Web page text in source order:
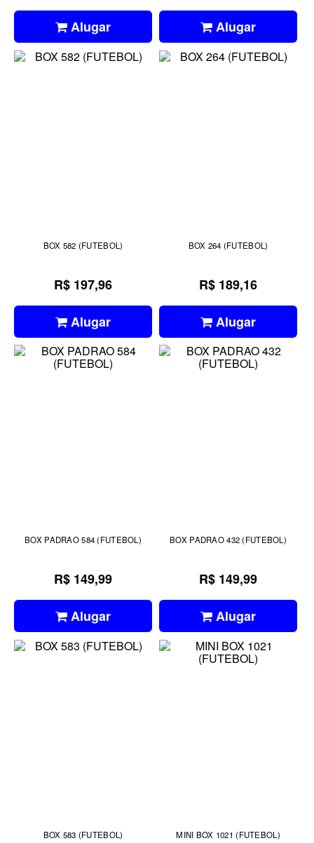
Alugar Alugar
BOX 582 (FUTEBOL)
R$ 197,96
Alugar
BOX 264 (FUTEBOL)
R$ 189,16
Alugar
BOX PADRAO 584 (FUTEBOL)
R$ 149,99
Alugar
BOX PADRAO 432 (FUTEBOL)
R$ 149,99
Alugar
BOX 583 (FUTEBOL) MINI BOX 1021 (FUTEBOL)